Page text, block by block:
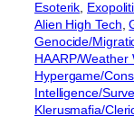
Esoterik
Alien High Tech ,
Genocide/
HAARP/Weather
Hypergame/
Intelligence/
Klerusmafia/